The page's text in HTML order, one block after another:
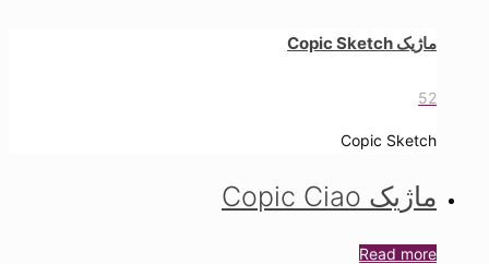
ماژیک Copic Sketch
52
Copic Sketch
ماژیک Copic Ciao
Read more